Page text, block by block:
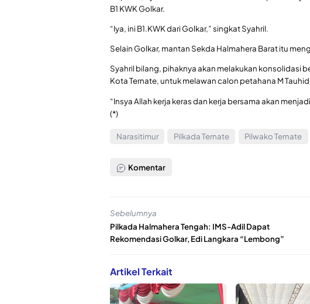
B1 KWK Golkar.
“Iya, ini B1.KWK dari Golkar,” singkat Syahril.
Selain Golkar, mantan Sekda Halmahera Barat itu
Syahril bilang, pihaknya akan melakukan konsolidasi
Kota Ternate, untuk melawan calon petahana M
“Insya Allah kerja keras dan kerja bersama akan
(*)
Narasitimur Pilkada Ternate Pilwako Ternate
Komentar
Sebelumnya
Pilkada Halmahera Tengah: IMS-Adil Dapat
Rekomendasi Golkar, Edi Langkara “Lembong”
Artikel Terkait